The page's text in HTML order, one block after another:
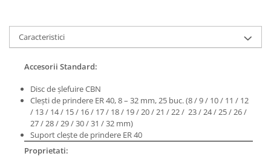
Masini de rectificat plan
Masini de rectificat plan
Masini de satinat
Masini de slefuit combinate
Masini de slefuit cu banda
Masini de slefuit cu disc
Masini de slefuit cu mediu umed si
uscat
Accesorii pentru masini de gaurit
Accesorii pentru masini de slefuit
filete
Accesorii pentru mașini de găurit
magnetice
Accesorii pentru strunguri
Accesorii polizor umed și uscat
Accesorii generale
Masini combinate prelucrare lemn
(multifunctionale lemn)
formatizat - freza
Masini de ascutit
Masini de ascutit cutite de abric
Masini de ascutit panze de circular
Dispozitive de avans mecanic
Accesorii, mese si prelungiri lemn
Roata englezeasca
Caracteristici
Accesorii Standard:
Disc de şlefuire CBN
Cleşti de prindere ER 40, 8 – 32 mm, 25 buc.(8 / 9 / 10 / 11 / 12
/ 13 / 14 / 15 / 16 / 17 / 18 / 19 / 20 / 21 / 22 / 23 / 24 / 25 / 26 /
27 / 28 / 29 / 30 / 31 / 32 mm)
Suport cleşte de prindere ER 40
Proprietati: